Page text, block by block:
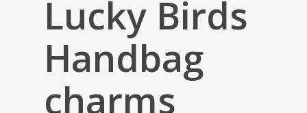
Lucky Birds
Handbag
charms